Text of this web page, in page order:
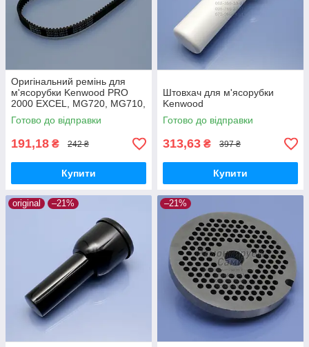
Оригінальний ремінь для
м'ясорубки Kenwood PRO
2000 EXCEL, MG720, MG710,
MG700
Готово до відправки
191,18 ₴ 242 ₴
Купити
Штовхач для м'ясорубки
Kenwood
Готово до відправки
313,63 ₴ 397 ₴
Купити
original –21% –21%